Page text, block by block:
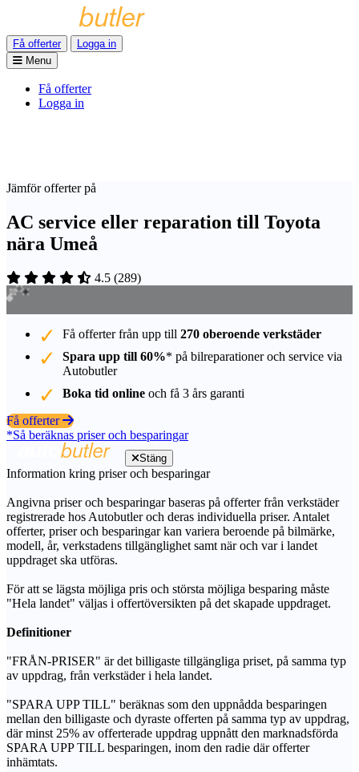
Få offerter
Logga in
Menu
Få offerter
Logga in
Jämför offerter på
AC service eller reparation till Toyota
nära Umeå
4.5 (289)
Få offerter från upp till 270 oberoende verkstäder
Spara upp till 60%* på bilreparationer och service via
Autobutler
Boka tid online och få 3 års garanti
Få offerter
*Så beräknas priser och besparingar
Stäng
Information kring priser och besparingar
Angivna priser och besparingar baseras på offerter från verkstäder
registrerade hos Autobutler och deras individuella priser. Antalet
offerter, priser och besparingar kan variera beroende på bilmärke,
modell, år, verkstadens tillgänglighet samt när och var i landet
uppdraget ska utföras.
För att se lägsta möjliga pris och största möjliga besparing måste
"Hela landet" väljas i offertöversikten på det skapade uppdraget.
Definitioner
"FRÅN-PRISER" är det billigaste tillgängliga priset, på samma typ
av uppdrag, från verkstäder i hela landet.
"SPARA UPP TILL" beräknas som den uppnådda besparingen
mellan den billigaste och dyraste offerten på samma typ av uppdrag,
där minst 25% av offerterade uppdrag uppnått den marknadsförda
SPARA UPP TILL besparingen, inom den radie där offerter
inhämtats.